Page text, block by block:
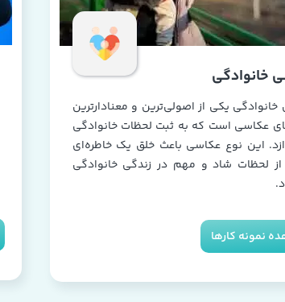
یکی از اصولی‌ترین و معنادارترین
عکاسی است که به ثبت لحظات خانوادگی
این نوع عکاسی باعث خلق یک خاطره‌ای
از لحظات شاد و مهم در زندگی خانوادگی
نمونه کارها
خانوادگی